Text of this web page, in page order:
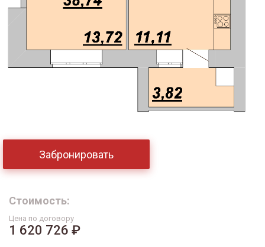
Забронировать
Стоимость:
Цена по договору
1 620 726 ₽